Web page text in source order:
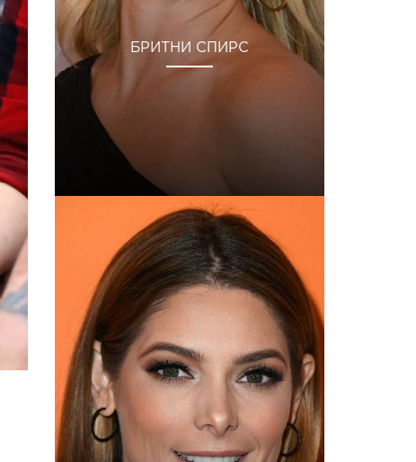
БРИТНИ СПИРС